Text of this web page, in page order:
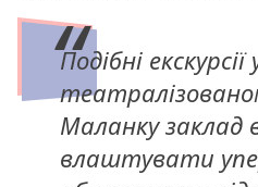
Подібні екскурсії
Маланку заклад
влаштувати